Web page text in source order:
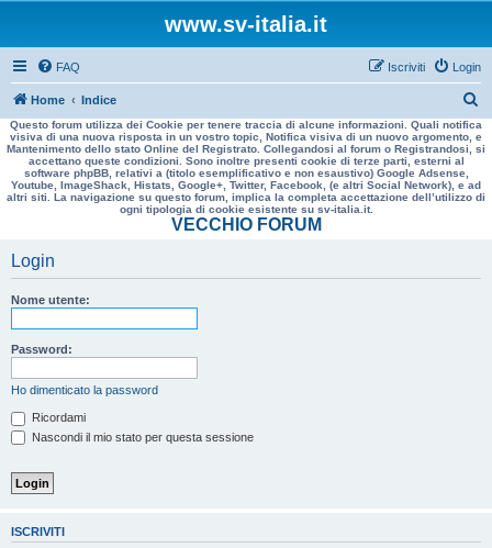
www.sv-italia.it
FAQ Login
Iscriviti
Home Indice
e
r
a
Questo forum utilizza dei Cookie per tenere traccia di alcune informazioni. Quali notifica
visiva di una nuova risposta in un vostro topic, Notifica visiva di un nuovo argomento, e
Mantenimento dello stato Online del Registrato. Collegandosi al forum o Registrandosi, si
accettano queste condizioni. Sono inoltre presenti cookie di terze parti, esterni al
software phpBB, relativi a (titolo esemplificativo e non esaustivo) Google Adsense,
Youtube, ImageShack, Histats, Google+, Twitter, Facebook, (e altri Social Network), e ad
altri siti. La navigazione su questo forum, implica la completa accettazione dell’utilizzo di
ogni tipologia di cookie esistente su sv-italia.it.
VECCHIO FORUM
Login
Nome utente:
Password:
Ho dimenticato la password
Ricordami
Nascondi il mio stato per questa sessione
ISCRIVITI